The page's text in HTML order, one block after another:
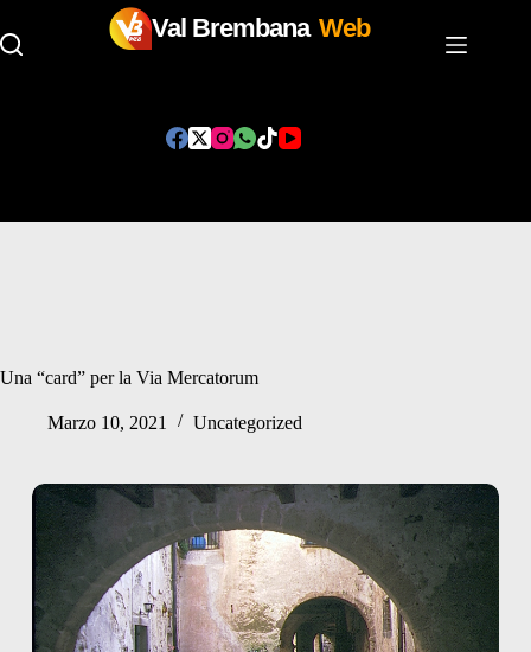
Val Brembana Web
Una “card” per la Via Mercatorum
Marzo 10, 2021 Uncategorized